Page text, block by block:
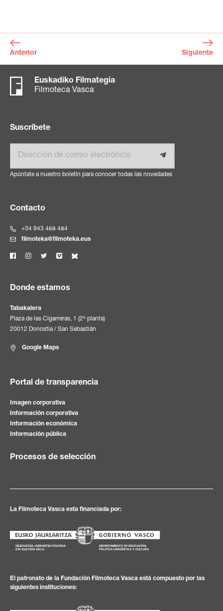
Anterior Siguiente
Euskadiko Filmategia
Filmoteca Vasca
Suscríbete
Apúntate a nuestro boletín para conocer todas las novedades
Contacto
+34 943 468 484
filmoteka@filmoteka.eus
Donde estamos
Tabakalera
Plaza de las Cigarreras, 1 (2ª planta)
20012 Donostia / San Sebastián
Google Maps
Portal de transparencia
Imagen corporativa
Información corporativa
Información económica
Información pública
Procesos de selección
La Filmoteca Vasca esta financiada por:
El patronato de la Fundación Filmoteca Vasca está compuesto por las
siguientes instituciones: